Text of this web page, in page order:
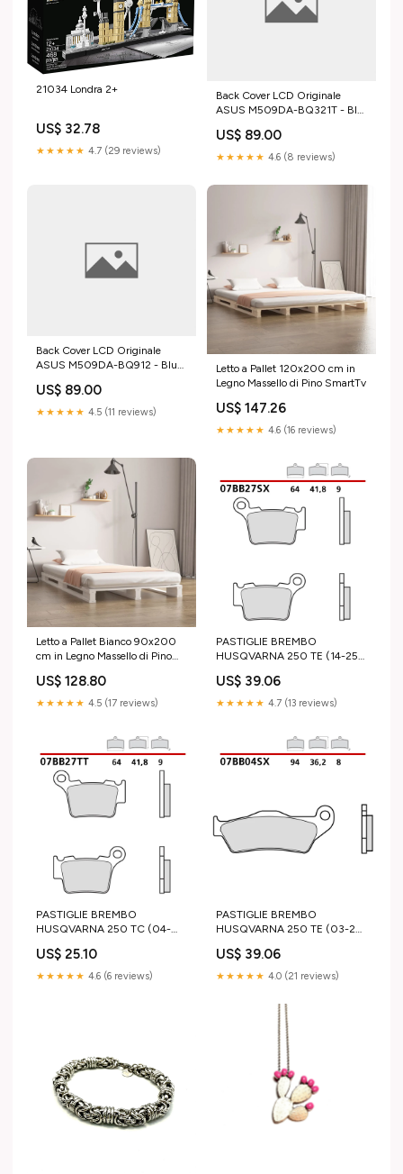
21034 Londra 2+
US$ 32.78
★★★★★ 4.7 (29 reviews)
Back Cover LCD Originale
ASUS M509DA-BQ321T - Blu
US$ 89.00
★★★★★ 4.6 (8 reviews)
Back Cover LCD Originale
ASUS M509DA-BQ912 - Blu
US$ 89.00
★★★★★ 4.5 (11 reviews)
Letto a Pallet 120x200 cm in
Legno Massello di Pino SmartTv
US$ 147.26
★★★★★ 4.6 (16 reviews)
Letto a Pallet Bianco 90x200
cm in Legno Massello di Pino
US$ 128.80
★★★★★ 4.5 (17 reviews)
PASTIGLIE BREMBO
HUSQVARNA 250 TE (14-25)
125-2016-esi4943374
US$ 39.06
★★★★★ 4.7 (13 reviews)
PASTIGLIE BREMBO
HUSQVARNA 250 TC (04-
occhiali-sportivi
US$ 25.10
★★★★★ 4.6 (6 reviews)
PASTIGLIE BREMBO
HUSQVARNA 250 TE (03-25)
250-2001-esi7015947
US$ 39.06
★★★★★ 4.0 (21 reviews)